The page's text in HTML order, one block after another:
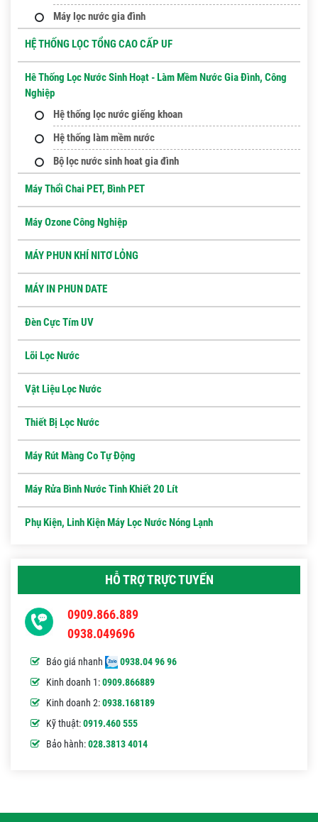
Máy lọc nước gia đình
HỆ THỐNG LỌC TỔNG CAO CẤP UF
Hê Thống Lọc Nước Sinh Hoạt - Làm Mềm Nước Gia Đình, Công
Nghiệp
Hệ thống lọc nước giếng khoan
Hệ thống làm mềm nước
Bộ lọc nước sinh hoat gia đình
Máy Thổi Chai PET, Bình PET
Máy Ozone Công Nghiệp
MÁY PHUN KHÍ NITƠ LỎNG
MÁY IN PHUN DATE
Đèn Cực Tím UV
Lõi Lọc Nước
Vật Liệu Lọc Nước
Thiết Bị Lọc Nước
Máy Rút Màng Co Tự Động
Máy Rửa Bình Nước Tinh Khiết 20 Lít
Phụ Kiện, Linh Kiện Máy Lọc Nước Nóng Lạnh
HỖ TRỢ TRỰC TUYẾN
0909.866.889
0938.049696
Báo giá nhanh
0938.04 96 96
Kinh doanh 1:0909.866889
Kinh doanh 2:0938.168189
Kỹ thuật:0919.460 555
Bảo hành:028.3813 4014